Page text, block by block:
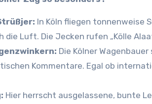
In Köln fliegen tonnenweise
die Luft. Die Jecken rufen „Kölle
Die Kölner
Kommentare. Egal ob
Hier herrscht ausgelassene, bunte